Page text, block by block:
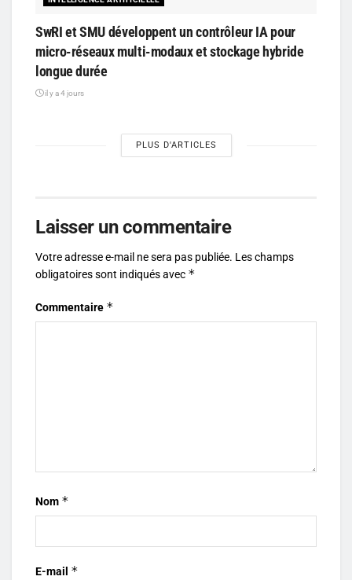
SwRI et SMU développent un contrôleur IA pour
micro-réseaux multi-modaux et stockage hybride
longue durée
il y a 4 jours
PLUS D'ARTICLES
Laisser un commentaire
Votre adresse e-mail ne sera pas publiée. Les champs
obligatoires sont indiqués avec *
Commentaire *
Nom *
E-mail *